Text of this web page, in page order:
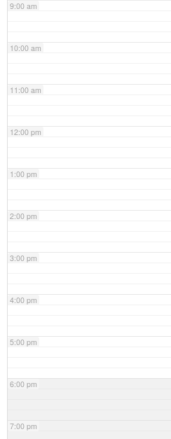
9:00 am
10:00 am
11:00 am
12:00 pm
1:00 pm
2:00 pm
3:00 pm
4:00 pm
5:00 pm
6:00 pm
7:00 pm